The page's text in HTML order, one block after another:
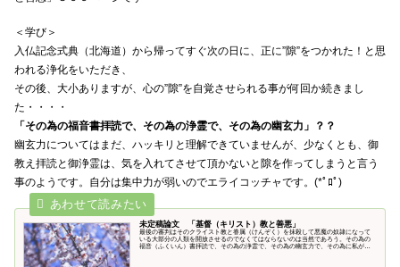
＜学び＞
入仏記念式典（北海道）から帰ってすぐ次の日に、正に”隙”をつかれた！と思
われる浄化をいただき、
その後、大小ありますが、心の”隙”を自覚させられる事が何回か続きまし
た・・・・
「その為の福音書拝読で、その為の浄霊で、その為の幽玄力」？？
幽玄力についてはまだ、ハッキリと理解できていませんが、少なくとも、御
教え拝読と御浄霊は、気を入れてさせて頂かないと隙を作ってしまうと言う
事のようです。自分は集中力が弱いのでエライコッチャです。(*ﾟﾛﾟ)
未定稿論文 「基督（キリスト）教と善悪」
最後の審判はそのクライスト教と眷属（けんぞく）を抹殺して悪魔の奴隷になって
いる大部分の人類を開放させるのでなくてはならないのは当然であろう。その為の
福音（ふくいん）書拝読で、その為の浄霊で、その為の幽玄力で、その為に私が生